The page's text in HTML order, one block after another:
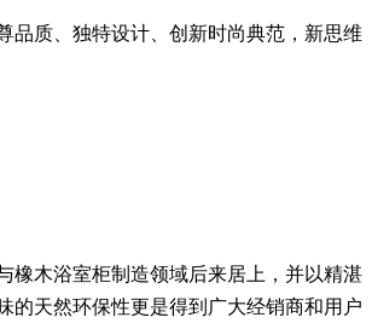
品质、独特设计、创新时尚典范，新思维
橡木浴室柜制造领域后来居上，并以精湛
的天然环保性更是得到广大经销商和用户